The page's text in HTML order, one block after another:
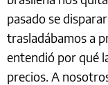
pasado se
trasladábamos a
entendió por qué
precios. A